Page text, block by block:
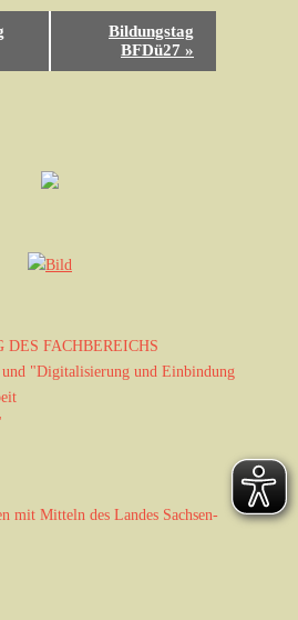
Bildungstag
BFDü27 »
FACHBEREICHS
"Digitalisierung und Einbindung
mit Mitteln des Landes Sachsen-